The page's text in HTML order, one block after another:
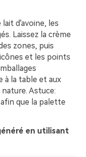
d'avoine, les
Laissez la crème
zones, puis
et les points
à la table et aux
Astuce:
que la palette
en utilisant